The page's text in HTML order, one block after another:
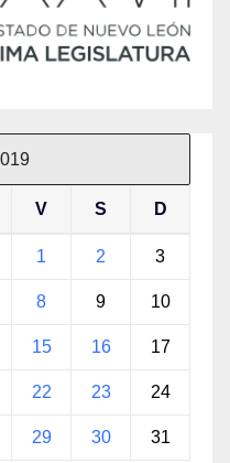
V S D
1 2 3
8 9 10
15 16 17
22 23 24
29 30 31